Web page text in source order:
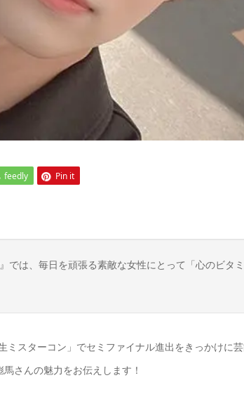
feedly Pin it
では、毎日を頑張る素敵な女性にとって「心のビタ
スターコン」でセミファイナル進出をきっかけに
馬さんの魅力をお伝えします！